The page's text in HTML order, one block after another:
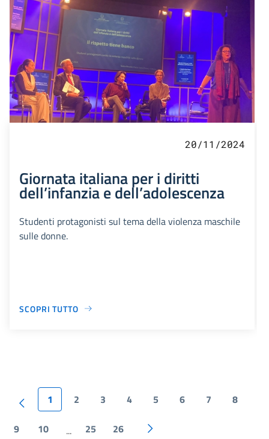
20/11/2024
Giornata italiana per i diritti
dell’infanzia e dell’adolescenza
Studenti protagonisti sul tema della violenza maschile
sulle donne.
SCOPRI TUTTO
1 2 3 4 5 6 7 8
9 10 ... 25 26